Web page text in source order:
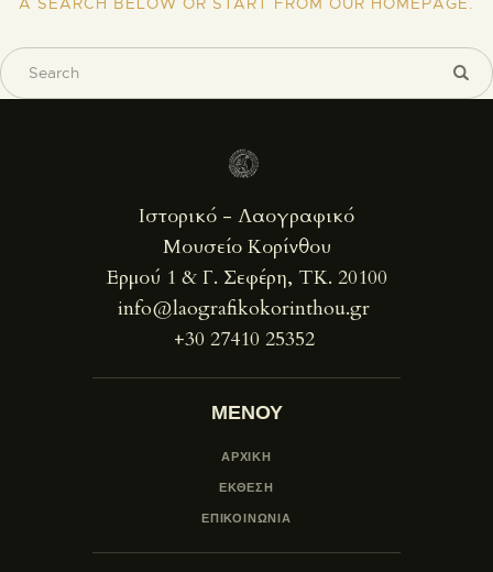
Ιστορικό - Λαογραφικό
Μουσείο Κορίνθου
Ερμού 1 & Γ. Σεφέρη, ΤΚ. 20100
info@laografikokorinthou.gr
+30 27410 25352
ΜΕΝΟΥ
ΑΡΧΙΚΗ
ΕΚΘΕΣΗ
ΕΠΙΚΟΙΝΩΝΙΑ